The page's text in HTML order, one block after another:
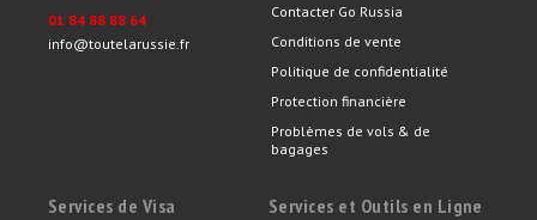
01 84 88 88 64
info@toutelarussie.fr
Contacter Go Russia
Conditions de vente
Politique de confidentialité
Protection financière
Problèmes de vols & de
bagages
Services de Visa Services et Outils en Ligne